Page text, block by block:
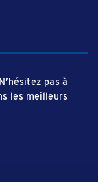
pas à
les meilleurs